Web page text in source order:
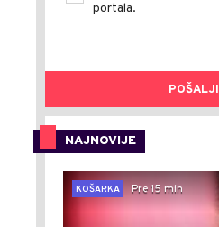
portala.
POŠALJI
NAJNOVIJE
KOŠARKA
Pre 15 min